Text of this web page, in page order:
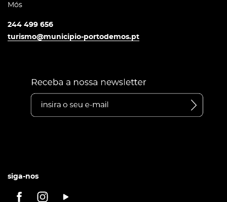
Mós
244 499 656
turismo@municipio-portodemos.pt
siga-nos